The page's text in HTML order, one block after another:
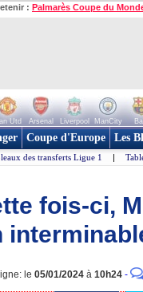
: Palmarès Coupe du
Utd Arsenal Liverpool ManCity
Coupe d'Europe Les
des transferts Ligue 1 |
fois-ci,
le 05/01/2024 à 10h24 -